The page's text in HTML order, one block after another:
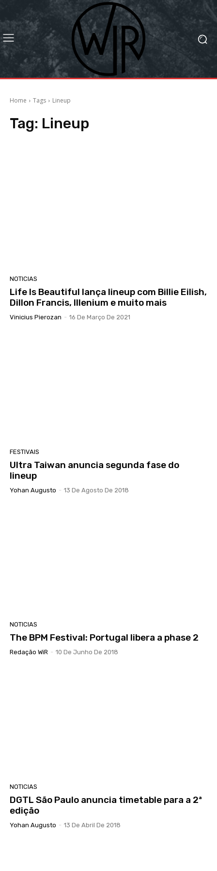
Home Tags Lineup
Tag: Lineup
NOTICIAS
Life Is Beautiful lança lineup com Billie Eilish,
Dillon Francis, Illenium e muito mais
Vinicius Pierozan - 16 De Março De 2021
FESTIVAIS
Ultra Taiwan anuncia segunda fase do
lineup
Yohan Augusto - 13 De Agosto De 2018
NOTICIAS
The BPM Festival: Portugal libera a phase 2
Redação WiR - 10 De Junho De 2018
NOTICIAS
DGTL São Paulo anuncia timetable para a 2ª
edição
Yohan Augusto - 13 De Abril De 2018